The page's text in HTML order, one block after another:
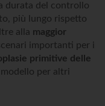
durata del controllo
più lungo rispetto
alla maggior
importanti per i
primitive delle
per altri